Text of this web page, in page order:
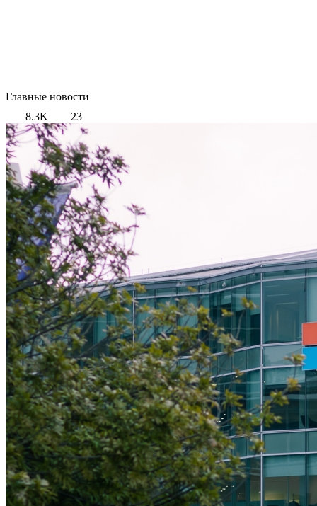
Главные новости
8.3K
23